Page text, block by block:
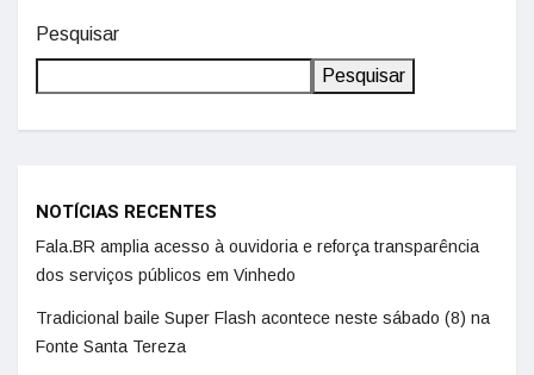
Pesquisar
Pesquisar
NOTÍCIAS RECENTES
Fala.BR amplia acesso à ouvidoria e reforça transparência
dos serviços públicos em Vinhedo
Tradicional baile Super Flash acontece neste sábado (8) na
Fonte Santa Tereza